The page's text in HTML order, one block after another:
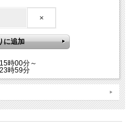
ご了承ください。
合
ールでのやりとりが多いため、
のやりとりができない方はお申
が、弊社でメール受信設定およ
はしておりませんので、予めご
×
時00分～
時59分